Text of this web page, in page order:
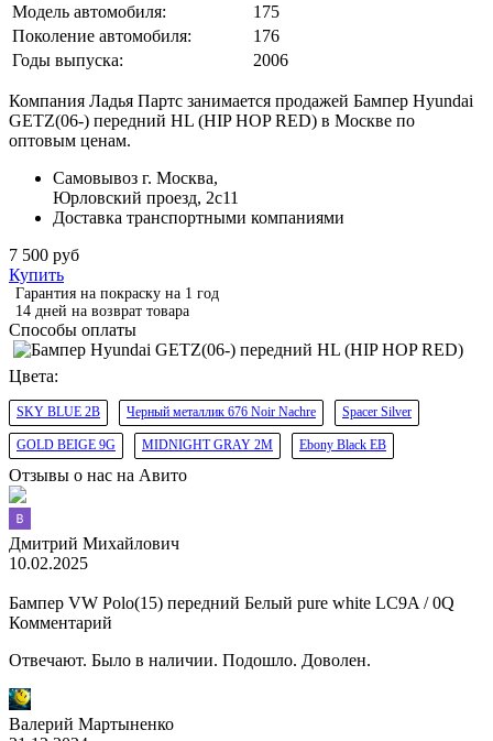
Модель автомобиля:
175
Поколение автомобиля:
176
Годы выпуска:
2006
Компания Ладья Партс занимается продажей Бампер Hyundai
GETZ(06-) передний HL (HIP HOP RED) в Москве по
оптовым ценам.
Самовывоз г. Москва,
Юрловский проезд, 2с11
Доставка транспортными компаниями
7 500 руб
Купить
Гарантия на покраску на 1 год
14 дней на возврат товара
Способы оплаты
Цвета:
SKY BLUE 2B Черный металлик 676 Noir Nachre Spacer Silver
GOLD BEIGE 9G MIDNIGHT GRAY 2M Ebony Black EB
Отзывы о нас на Авито
Дмитрий Михайлович
10.02.2025
Бампер VW Polo(15) передний Белый pure white LC9A / 0Q
Комментарий
Отвечают. Было в наличии. Подошло. Доволен.
Валерий Мартыненко